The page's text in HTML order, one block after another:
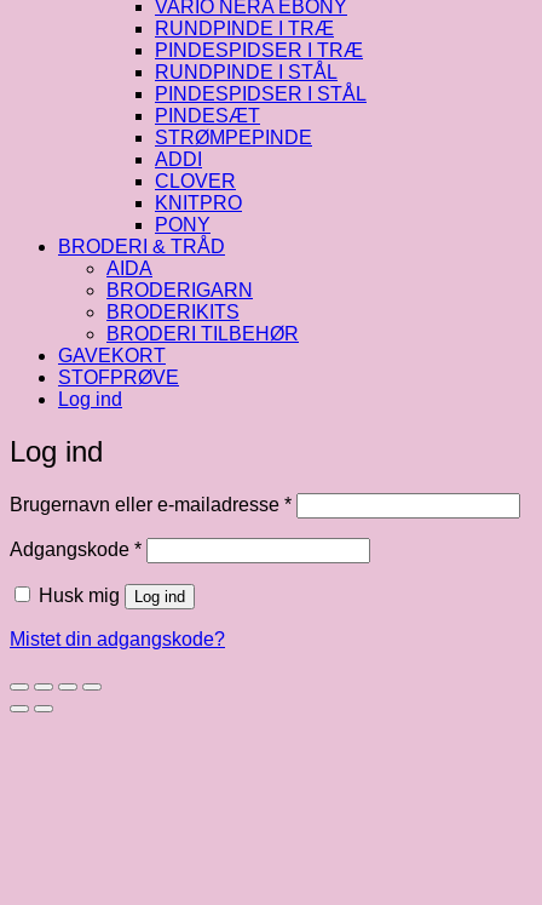
VARIO NERA EBONY
RUNDPINDE I TRÆ
PINDESPIDSER I TRÆ
RUNDPINDE I STÅL
PINDESPIDSER I STÅL
PINDESÆT
STRØMPEPINDE
ADDI
CLOVER
KNITPRO
PONY
BRODERI & TRÅD
AIDA
BRODERIGARN
BRODERIKITS
BRODERI TILBEHØR
GAVEKORT
STOFPRØVE
Log ind
Log ind
Brugernavn eller e-mailadresse *Påkrævet
Adgangskode *Påkrævet
Husk mig Log ind
Mistet din adgangskode?